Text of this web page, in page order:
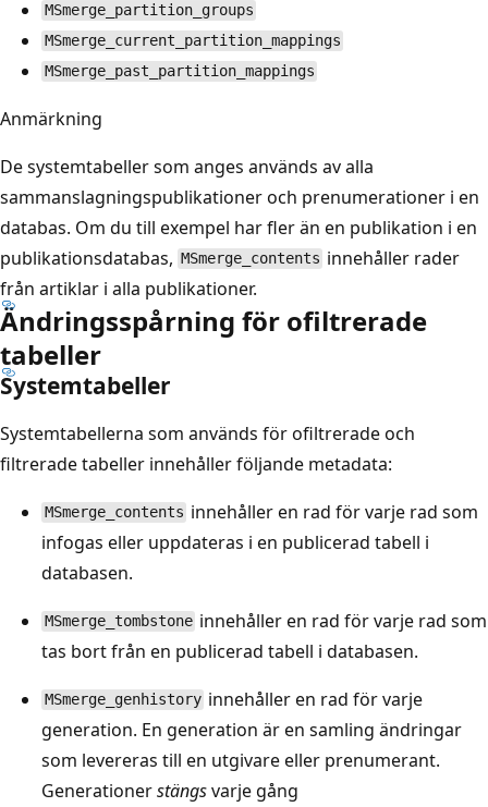
MSmerge_partition_groups
MSmerge_current_partition_mappings
MSmerge_past_partition_mappings
Anmärkning
De systemtabeller som anges används av alla
sammanslagningspublikationer och prenumerationer i en
databas. Om du till exempel har fler än en publikation i en
publikationsdatabas, MSmerge_contents innehåller rader
från artiklar i alla publikationer.
Ändringsspårning för ofiltrerade
tabeller
Systemtabeller
Systemtabellerna som används för ofiltrerade och
filtrerade tabeller innehåller följande metadata:
MSmerge_contents innehåller en rad för varje rad som
infogas eller uppdateras i en publicerad tabell i
databasen.
MSmerge_tombstone innehåller en rad för varje rad som
tas bort från en publicerad tabell i databasen.
MSmerge_genhistory innehåller en rad för varje
generation. En generation är en samling ändringar
som levereras till en utgivare eller prenumerant.
Generationerstängsvarje gång